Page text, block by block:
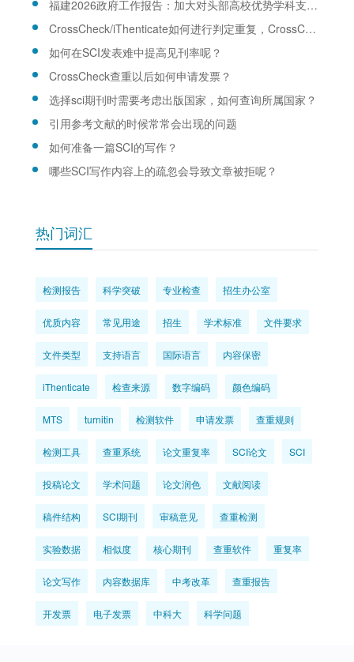
福建2026政府工作报告：加大对头部高校优势学科支持力度
CrossCheck/iThenticate如何进行判定重复，CrossCheck/iThenticate查重规则是什么？
如何在SCI发表难中提高见刊率呢？
CrossCheck查重以后如何申请发票？
选择sci期刊时需要考虑出版国家，如何查询所属国家？
引用参考文献的时候常常会出现的问题
如何准备一篇SCI的写作？
哪些SCI写作内容上的疏忽会导致文章被拒呢？
热门词汇
检测报告 科学突破 专业检查 招生办公室
优质内容 常见用途 招生 学术标准 文件要求
文件类型 支持语言 国际语言 内容保密
iThenticate 检查来源 数字编码 颜色编码
MTS turnitin 检测软件 申请发票 查重规则
检测工具 查重系统 论文重复率 SCI论文 SCI
投稿论文 学术问题 论文润色 文献阅读
稿件结构 SCI期刊 审稿意见 查重检测
实验数据 相似度 核心期刊 查重软件 重复率
论文写作 内容数据库 中考改革 查重报告
开发票 电子发票 中科大 科学问题